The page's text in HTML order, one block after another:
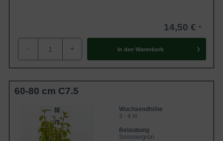
14,50 €
- + In den Warenkorb
60-80 cm C7.5
Wuchsendhöhe
3 - 4 m
Belaubung
Sommergrün